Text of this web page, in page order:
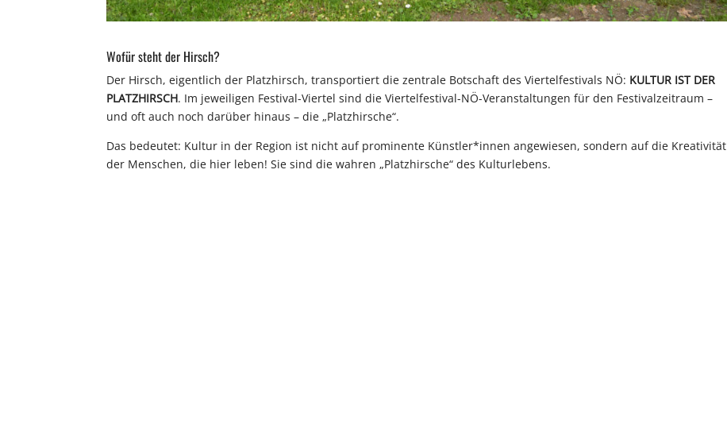
Wofür steht der Hirsch?
Der Hirsch, eigentlich der Platzhirsch, transportiert die zentrale Botschaft des Viertelfestivals NÖ: KULTUR IST DER
PLATZHIRSCH. Im jeweiligen Festival-Viertel sind die Viertelfestival-NÖ-Veranstaltungen für den Festivalzeitraum –
und oft auch noch darüber hinaus – die „Platzhirsche“.
Das bedeutet: Kultur in der Region ist nicht auf prominente Künstler*innen angewiesen, sondern auf die Kreativität
der Menschen, die hier leben! Sie sind die wahren „Platzhirsche“ des Kulturlebens.